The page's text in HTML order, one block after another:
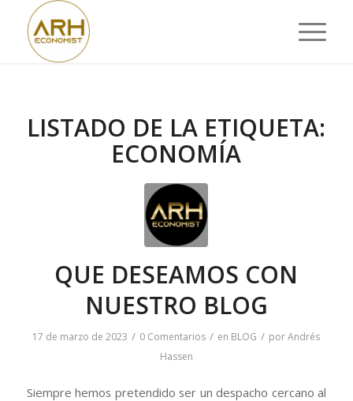
LISTADO DE LA ETIQUETA:
ECONOMÍA
QUE DESEAMOS CON
NUESTRO BLOG
17 de marzo de 2023 / 0 Comentarios / en BLOG / porAndrés
Hassen
Siempre hemos pretendido ser un despacho cercano al